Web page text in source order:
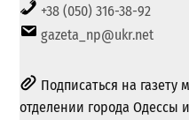
+38 (050) 316-38-92
gazeta_np@ukr.net
Подписаться на
отделении города Одессы